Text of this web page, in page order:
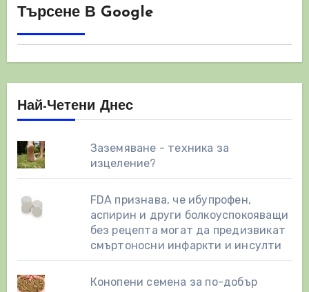
Търсене В Google
Най-Четени Днес
Заземяване - техника за
изцеление?
FDA признава, че ибупрофен,
аспирин и други болкоуспокояващи
без рецепта могат да предизвикат
смъртоносни инфаркти и инсулти
Конопени семена за по-добър